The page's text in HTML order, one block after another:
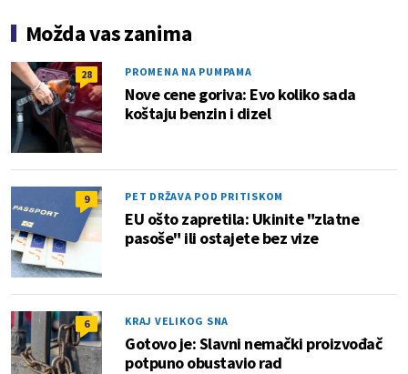
Možda vas zanima
28 PROMENA NA PUMPAMA
Nove cene goriva: Evo koliko sada
koštaju benzin i dizel
9 PET DRŽAVA POD PRITISKOM
EU ošto zapretila: Ukinite "zlatne
pasoše" ili ostajete bez vize
6 KRAJ VELIKOG SNA
Gotovo je: Slavni nemački proizvođač
potpuno obustavio rad